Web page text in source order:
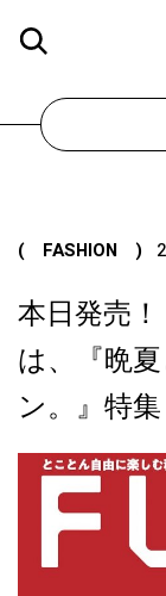
( FASHION )
本日発売
は、『晩
ン。』特集